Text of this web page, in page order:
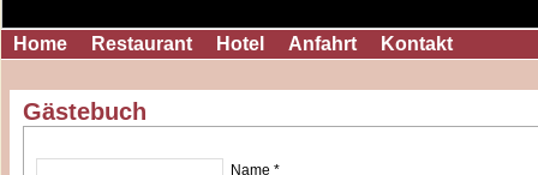
Home Restaurant Hotel Anfahrt Kontakt
Gästebuch
Name *